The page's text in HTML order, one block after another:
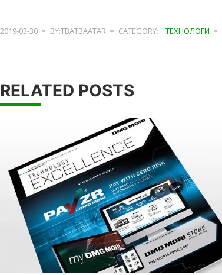
2019-03-30 BY:TBATBAATAR CATEGORY: ТЕХНОЛОГИ
RELATED POSTS